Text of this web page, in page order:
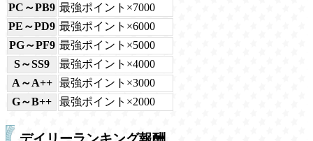
PC～PB9 最強ポイント×7000
PE～PD9 最強ポイント×6000
PG～PF9 最強ポイント×5000
S～SS9
最強ポイント×4000
A～A++
最強ポイント×3000
G～B++
最強ポイント×2000